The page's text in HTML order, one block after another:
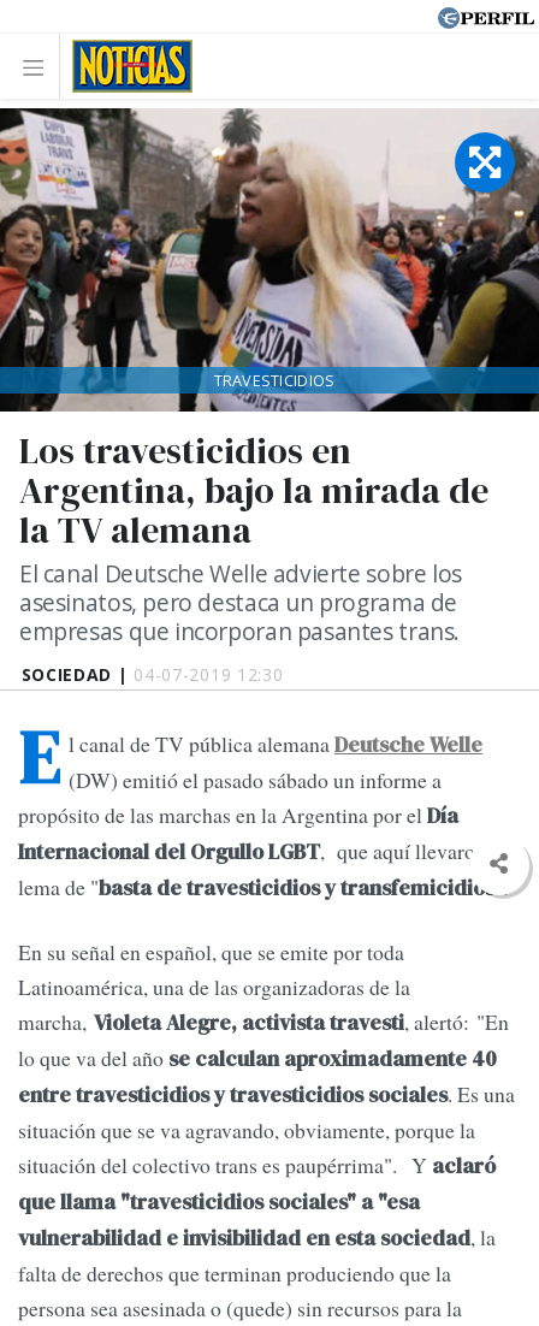
SOCIEDAD | 04-07-2019 12:30
Los travesticidios en
Argentina, bajo la mirada de
la TV alemana
El canal Deutsche Welle advierte sobre los
asesinatos, pero destaca un programa de
empresas que incorporan pasantes trans.
TRAVESTICIDIOS
E l canal de TV pública alemanaDeutsche Welle
(DW) emitió el pasado sábado un informe a
propósito de las marchas en la Argentina por elDía
Internacional del Orgullo LGBT, que aquí llevaron el
lema de "basta de travesticidios y transfemicidios".
En su señal en español, que se emite por toda
Latinoamérica, una de las organizadoras de la
marcha, Violeta Alegre, activista travesti, alertó: "En
lo que va del año se calculan aproximadamente 40
entre travesticidios y travesticidios sociales. Es una
situación que se va agravando, obviamente, porque la
situación del colectivo trans es paupérrima". Y aclaró
que llama "travesticidios sociales" a "esa
vulnerabilidad e invisibilidad en esta sociedad, la
falta de derechos que terminan produciendo que la
persona sea asesinada o (quede) sin recursos para la